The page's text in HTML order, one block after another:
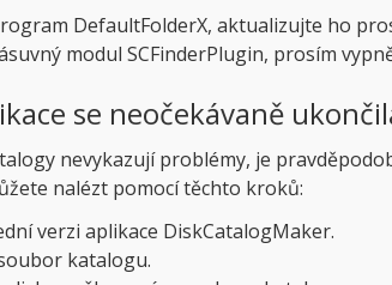
DefaultFolderX, aktualizujte ho
modul SCFinderPlugin, prosím
se neočekávaně
nevykazují problémy, je
nalézt pomocí těchto kroků:
verzi aplikace DiskCatalogMaker.
katalogu.